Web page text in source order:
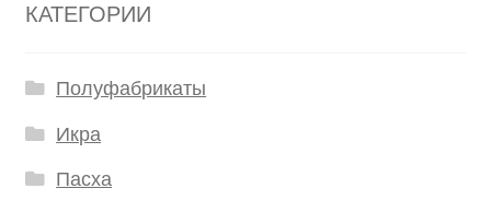
КАТЕГОРИИ
Полуфабрикаты
Икра
Пасха